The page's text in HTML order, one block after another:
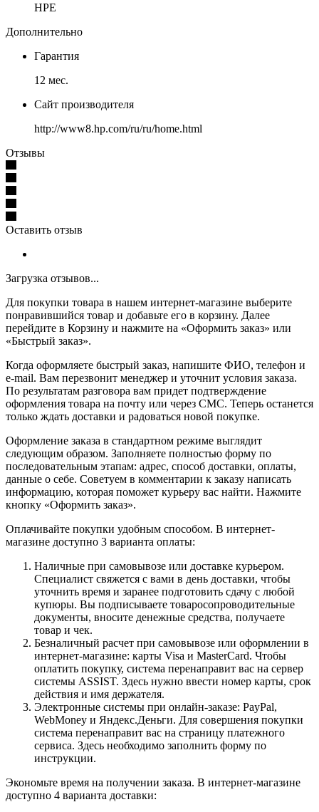
HPE
Дополнительно
Гарантия
12 мес.
Сайт производителя
http://www8.hp.com/ru/ru/home.html
Отзывы
Оставить отзыв
Загрузка отзывов...
Для покупки товара в нашем интернет-магазине выберите
понравившийся товар и добавьте его в корзину. Далее
перейдите в Корзину и нажмите на «Оформить заказ» или
«Быстрый заказ».
Когда оформляете быстрый заказ, напишите ФИО, телефон и
e-mail. Вам перезвонит менеджер и уточнит условия заказа.
По результатам разговора вам придет подтверждение
оформления товара на почту или через СМС. Теперь останется
только ждать доставки и радоваться новой покупке.
Оформление заказа в стандартном режиме выглядит
следующим образом. Заполняете полностью форму по
последовательным этапам: адрес, способ доставки, оплаты,
данные о себе. Советуем в комментарии к заказу написать
информацию, которая поможет курьеру вас найти. Нажмите
кнопку «Оформить заказ».
Оплачивайте покупки удобным способом. В интернет-
магазине доступно 3 варианта оплаты:
Наличные при самовывозе или доставке курьером.
Специалист свяжется с вами в день доставки, чтобы
уточнить время и заранее подготовить сдачу с любой
купюры. Вы подписываете товаросопроводительные
документы, вносите денежные средства, получаете
товар и чек.
Безналичный расчет при самовывозе или оформлении в
интернет-магазине: карты Visa и MasterCard. Чтобы
оплатить покупку, система перенаправит вас на сервер
системы ASSIST. Здесь нужно ввести номер карты, срок
действия и имя держателя.
Электронные системы при онлайн-заказе: PayPal,
WebMoney и Яндекс.Деньги. Для совершения покупки
система перенаправит вас на страницу платежного
сервиса. Здесь необходимо заполнить форму по
инструкции.
Экономьте время на получении заказа. В интернет-магазине
доступно 4 варианта доставки: